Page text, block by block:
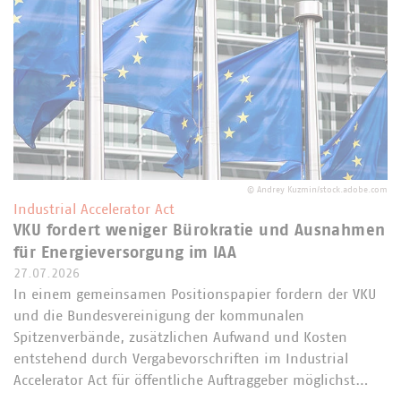
© Andrey Kuzmin/stock.adobe.com
Industrial Accelerator Act
VKU fordert weniger Bürokratie und Ausnahmen
für Energieversorgung im IAA
27.07.2026
In einem gemeinsamen Positionspapier fordern der VKU
und die Bundesvereinigung der kommunalen
Spitzenverbände, zusätzlichen Aufwand und Kosten
entstehend durch Vergabevorschriften im Industrial
Accelerator Act für öffentliche Auftraggeber möglichst…